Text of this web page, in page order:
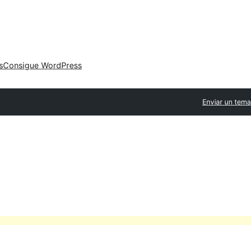
Consigue WordPress
Enviar un tema